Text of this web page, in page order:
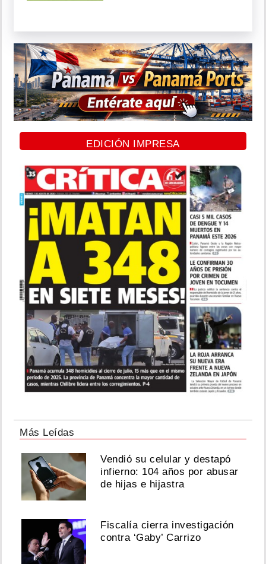
EDICIÓN IMPRESA
Más Leídas
Vendió su celular y destapó
infierno: 104 años por abusar
de hijas e hijastra
Fiscalía cierra investigación
contra ‘Gaby’ Carrizo